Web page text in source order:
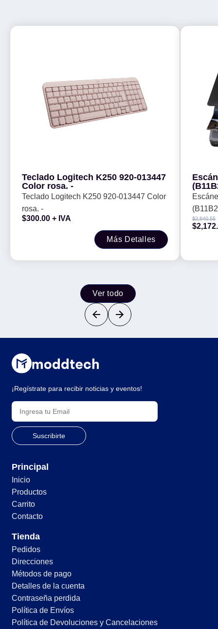
Teclado Logitech K250 920-013447
Color rosa. -
Teclado Logitech K250 920-013447 Color
rosa. -
$300.00 + IVA
Más Detalles
ppp x
$2,840.55
$
Ver todo
¡Regístrate para recibir noticias y eventos!
Principal
Inicio
Productos
Carrito
Contacto
Tienda
Pedidos
Direcciones
Métodos de pago
Detalles de la cuenta
Contraseña perdida
Política de Envíos
Política de Devoluciones y Cancelaciones